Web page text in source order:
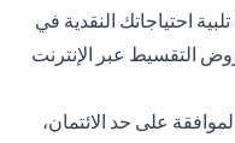
احتياجاتك النقدية في
التقسيط عبر الإنترنت
على حد الائتمان،